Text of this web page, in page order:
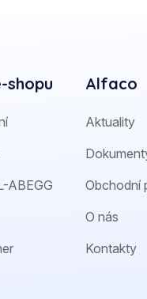
shopu
ABEGG
Alfaco
Aktuality
Obchodní
O nás
Kontakty